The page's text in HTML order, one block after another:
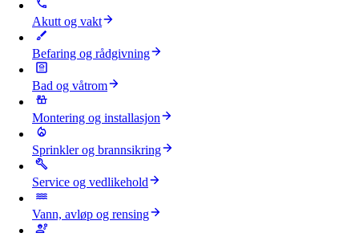
Akutt og vakt
Befaring og rådgivning
Bad og våtrom
Montering og installasjon
Sprinkler og brannsikring
Service og vedlikehold
Vann, avløp og rensing